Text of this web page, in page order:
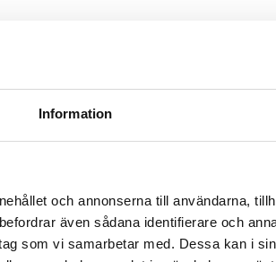
Information
och annonserna till användarna,
även sådana identifierare och
som vi samarbetar med. Dessa kan i
TITTADE OCKSÅ PÅ